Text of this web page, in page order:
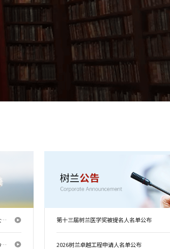
树兰卓越工程获奖者|刘康：风城访学记——芝大肝移植中心的两个月见闻与沉思
树兰卓越工程获奖者|何康：以工程之名，赴生命之约——韩国肝移植中心访学随笔
第十三届树兰医学奖被提名人名单公布
2026树兰卓越工程申请人名单公布